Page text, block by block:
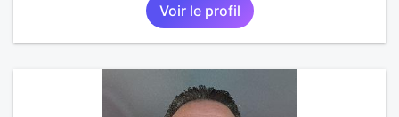
Voir le profil